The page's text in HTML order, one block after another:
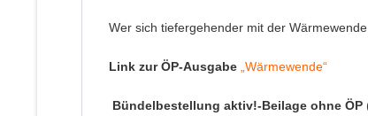
Wer sich tiefergehender mit der
Link zur ÖP-Ausgabe „Wärmewende“
Bündelbestellung aktiv!-Beilage ohne ÖP